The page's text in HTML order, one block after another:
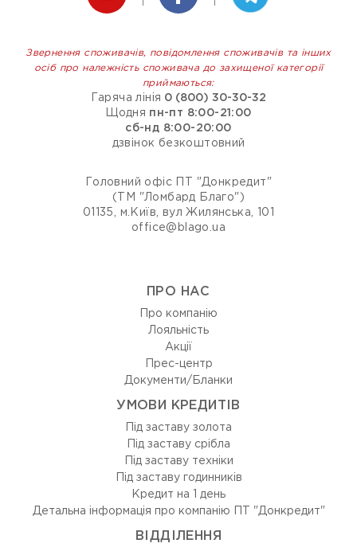
Звернення споживачів, повідомлення споживачів та інших
осіб про належність споживача до захищеної категорії
приймаються:
Гаряча лінія 0 (800) 30-30-32
Щодня пн-пт 8:00-21:00
сб-нд 8:00-20:00
дзвінок безкоштовний
Головний офіс ПТ "Донкредит"
(ТМ "Ломбард Благо")
01135, м.Київ, вул Жилянська, 101
office@blago.ua
ПРО НАС
Про компанію
Лояльність
Акції
Прес-центр
Документи/Бланки
УМОВИ КРЕДИТІВ
Під заставу золота
Під заставу срібла
Під заставу техніки
Під заставу годинників
Кредит на 1 день
Детальна інформація про компанію ПТ "Донкредит"
ВIДДIЛЕННЯ